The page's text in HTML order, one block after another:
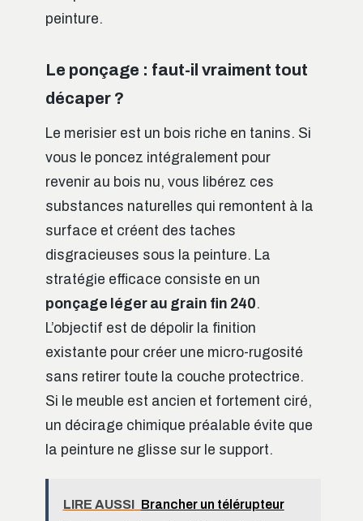
peinture.
Le ponçage : faut-il vraiment tout
décaper ?
Le merisier est un bois riche en tanins. Si
vous le poncez intégralement pour
revenir au bois nu, vous libérez ces
substances naturelles qui remontent à la
surface et créent des taches
disgracieuses sous la peinture. La
stratégie efficace consiste en un
ponçage léger au grain fin 240.
L’objectif est de dépolir la finition
existante pour créer une micro-rugosité
sans retirer toute la couche protectrice.
Si le meuble est ancien et fortement ciré,
un décirage chimique préalable évite que
la peinture ne glisse sur le support.
LIRE AUSSI Brancher un télérupteur